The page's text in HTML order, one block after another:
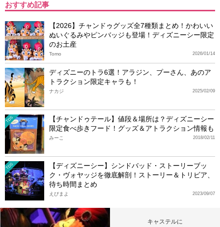
おすすめ記事
【2026】チャンドゥグッズ全7種類まとめ！かわいい
ぬいぐるみやピンバッジも登場！ディズニーシー限定
のお土産
2026/01/14
Tomo
ディズニーのトラ6選！アラジン、プーさん、あのア
トラクション限定キャラも！
2025/02/09
ナカジ
TDS
【チャンドゥテール】値段＆場所は？ディズニーシー
限定食べ歩きフード！グッズ＆アトラクション情報も
2018/02/11
みーこ
TDS
【ディズニーシー】シンドバッド・ストーリーブッ
ク・ヴォヤッジを徹底解剖！ストーリー＆トリビア、
待ち時間まとめ
2023/09/07
えびまよ
キャステルに